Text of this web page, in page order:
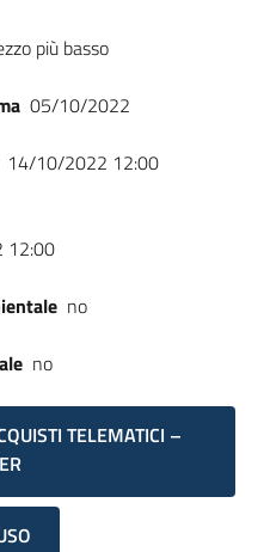
più basso
05/10/2022
14/10/2022 12:00
12:00
no
no
TELEMATICI –